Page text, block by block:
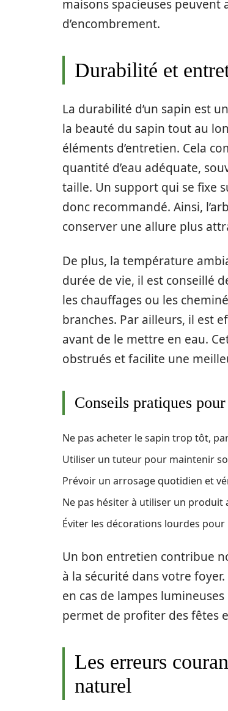
maisons spacieuses peuvent
d’encombrement.
Durabilité et
La durabilité d’un sapin est
la beauté du sapin tout au
éléments d’entretien. Cela
quantité d’eau adéquate,
taille. Un support qui se fixe
donc recommandé. Ainsi,
conserver une allure plus
De plus, la température
durée de vie, il est conseillé
les chauffages ou les
branches. Par ailleurs, il est
avant de le mettre en eau.
obstrués et facilite une
Conseils pratiques
Ne pas acheter le sapin trop tôt,
Utiliser un tuteur pour maintenir
Prévoir un arrosage quotidien et
Ne pas hésiter à utiliser un
Éviter les décorations lourdes
Un bon entretien contribue
à la sécurité dans votre
en cas de lampes
permet de profiter des fêtes
Les erreurs
naturel